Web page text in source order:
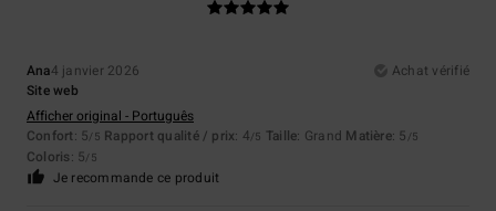
Ana4 janvier 2026
Achat vérifié
Site web
Afficher original - Português
Confort: 5/5 Rapport qualité / prix: 4/5 Taille: Grand Matière: 5 /5
Coloris: 5/5
Je recommande ce produit